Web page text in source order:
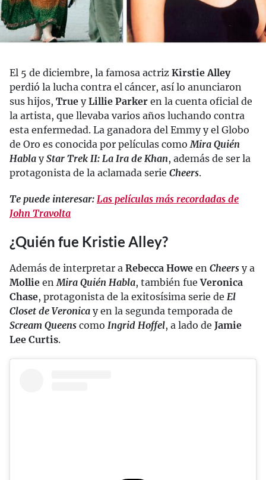
El 5 de diciembre, la famosa actriz Kirstie Alley
perdió la lucha contra el cáncer, así lo anunciaron
sus hijos, True yLillie Parker en la cuenta oficial de
la artista, que llevaba varios años luchando contra
esta enfermedad. La ganadora del Emmy y el Globo
de Oro es conocida por películas comoMira Quién
Habla yStar Trek II: La Ira de Khan, además de ser la
protagonista de la aclamada serie Cheers.
Te puede interesar: Las películas más recordadas de
John Travolta
¿Quién fue Kristie Alley?
Además de interpretar a Rebecca Howe en Cheers y a
Mollie enMira Quién Habla, también fue Veronica
Chase, protagonista de la exitosísima serie de El
Closet de Veronica y en la segunda temporada de
Scream Queens como Ingrid Hoffel, a lado de Jamie
Lee Curtis.